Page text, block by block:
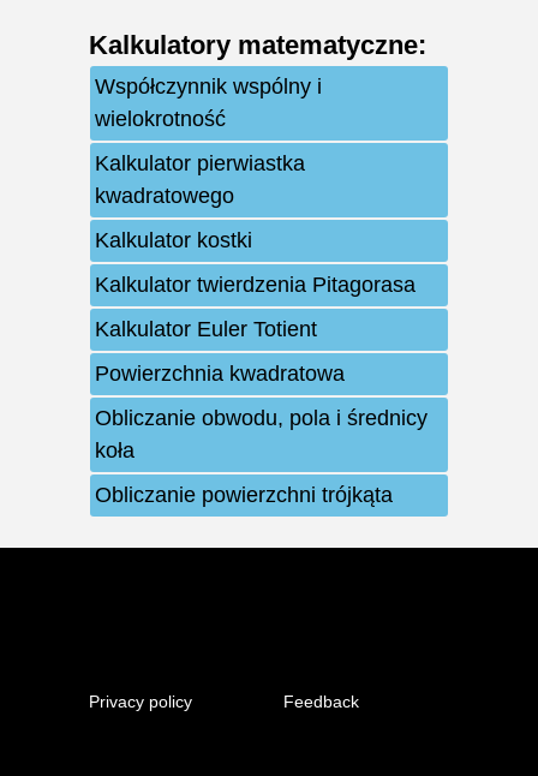
Kalkulatory matematyczne:
Współczynnik wspólny i
wielokrotność
Kalkulator pierwiastka
kwadratowego
Kalkulator kostki
Kalkulator twierdzenia Pitagorasa
Kalkulator Euler Totient
Powierzchnia kwadratowa
Obliczanie obwodu, pola i średnicy
koła
Obliczanie powierzchni trójkąta
Privacy policy Feedback